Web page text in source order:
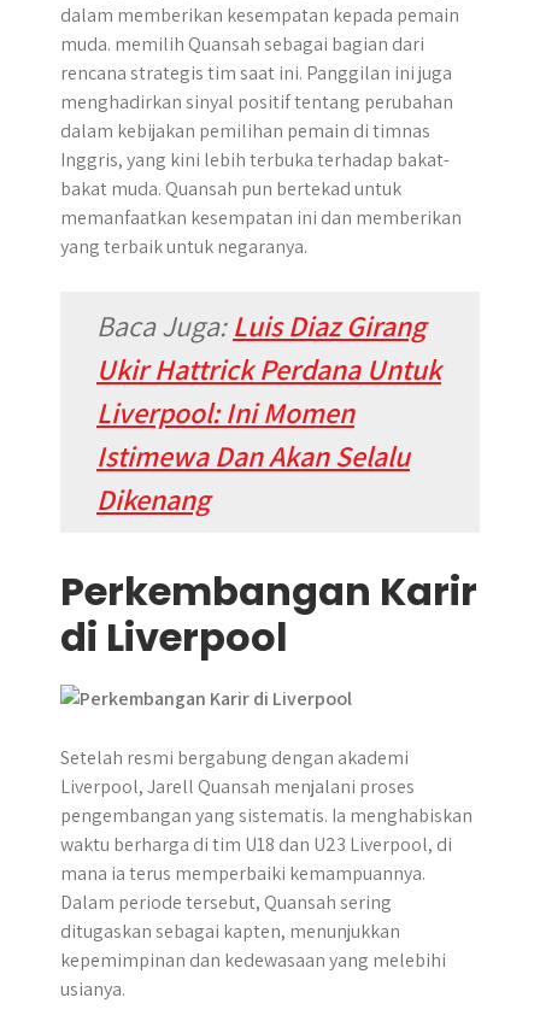
dalam memberikan kesempatan kepada pemain
muda. memilih Quansah sebagai bagian dari
rencana strategis tim saat ini. Panggilan ini juga
menghadirkan sinyal positif tentang perubahan
dalam kebijakan pemilihan pemain di timnas
Inggris, yang kini lebih terbuka terhadap bakat-
bakat muda. Quansah pun bertekad untuk
memanfaatkan kesempatan ini dan memberikan
yang terbaik untuk negaranya.
Baca Juga:Luis Diaz Girang
Ukir Hattrick Perdana Untuk
Liverpool: Ini Momen
Istimewa Dan Akan Selalu
Dikenang
Perkembangan Karir
di Liverpool
Setelah resmi bergabung dengan akademi
Liverpool, Jarell Quansah menjalani proses
pengembangan yang sistematis. Ia menghabiskan
waktu berharga di tim U18 dan U23 Liverpool, di
mana ia terus memperbaiki kemampuannya.
Dalam periode tersebut, Quansah sering
ditugaskan sebagai kapten, menunjukkan
kepemimpinan dan kedewasaan yang melebihi
usianya.